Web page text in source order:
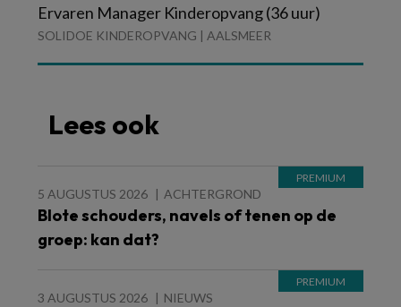
Ervaren Manager Kinderopvang (36 uur)
SOLIDOE KINDEROPVANG | AALSMEER
Lees ook
5 AUGUSTUS 2026 ACHTERGROND
Blote schouders, navels of tenen op de
groep: kan dat?
3 AUGUSTUS 2026 NIEUWS